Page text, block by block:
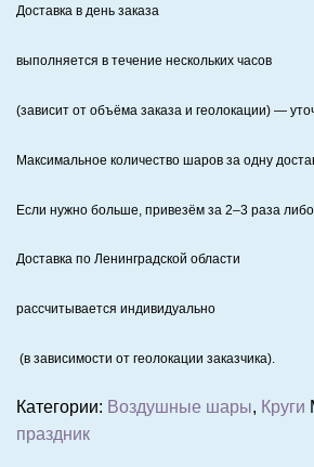
Доставка в день заказа
выполняется в течение нескольких часов
(зависит от объёма заказа и геолокации) —
Максимальное количество шаров за одну
Если нужно больше, привезём за 2–3 раза
Доставка по Ленинградской области
рассчитывается индивидуально
(в зависимости от геолокации заказчика).
Категории: Воздушные шары, Круги
праздник